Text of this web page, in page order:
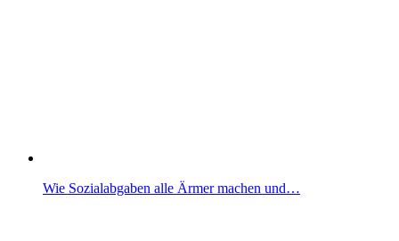
Wie Sozialabgaben alle Ärmer machen und…